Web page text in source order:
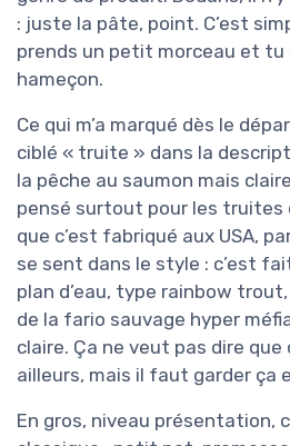
: juste la pâte, point. C’est
prends un petit morceau et tu
hameçon.
Ce qui m’a marqué dès le
ciblé « truite » dans la
la pêche au saumon mais
pensé surtout pour les truites
que c’est fabriqué aux USA,
se sent dans le style : c’est
plan d’eau, type rainbow
de la fario sauvage hyper
claire. Ça ne veut pas dire que
ailleurs, mais il faut garder ça
En gros, niveau présentation,